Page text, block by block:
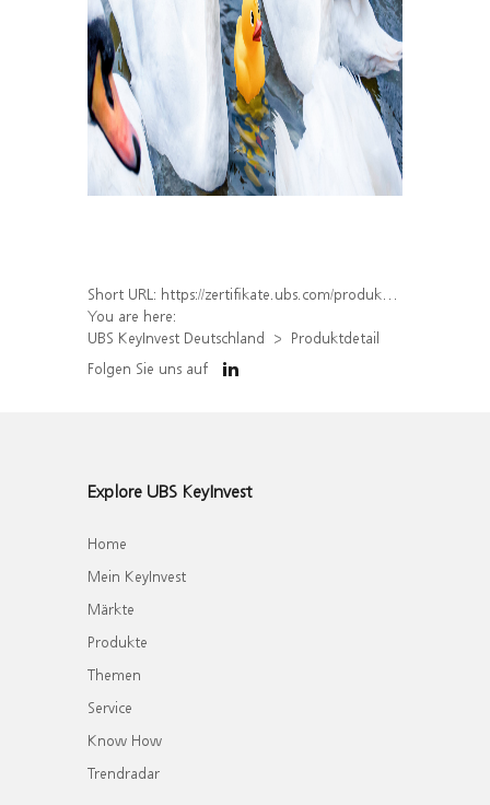
Short URL: https://zertifikate.ubs.com/produkt/detail/index/isin/DE000WA1ZGR7
You are here:
UBS KeyInvest Deutschland
Produktdetail
Folgen Sie uns auf
Explore UBS KeyInvest
Home
Mein KeyInvest
Märkte
Produkte
Themen
Service
Know How
Trendradar